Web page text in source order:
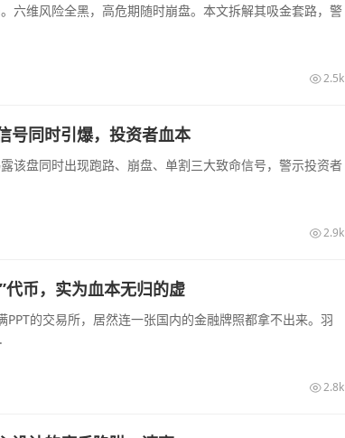
六维风险全黑，高危期随时崩盘。本文拆解其吸金套路，警
2.5k
号同时引爆，投资者血本
该盘同时出现跑路、崩盘、单割三大致命信号，警示投资者
2.9k
代币，实为血本无归的虚
的交易所，居然连一张国内的金融牌照都拿不出来。羽
2.8k